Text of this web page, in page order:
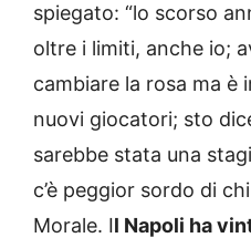
spiegato: “lo scorso
oltre i limiti, anche io;
cambiare la rosa ma è
nuovi giocatori; sto
sarebbe stata una
c’è peggior sordo di
Morale. Il Napoli ha